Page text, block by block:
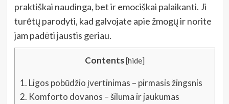
praktiškai naudinga, bet ir emociškai palaikanti. Ji
turėtų parodyti, kad galvojate apie žmogų ir norite
jam padėti jaustis geriau.
Contents[hide]
1. Ligos pobūdžio įvertinimas – pirmasis žingsnis
2. Komforto dovanos – šiluma ir jaukumas